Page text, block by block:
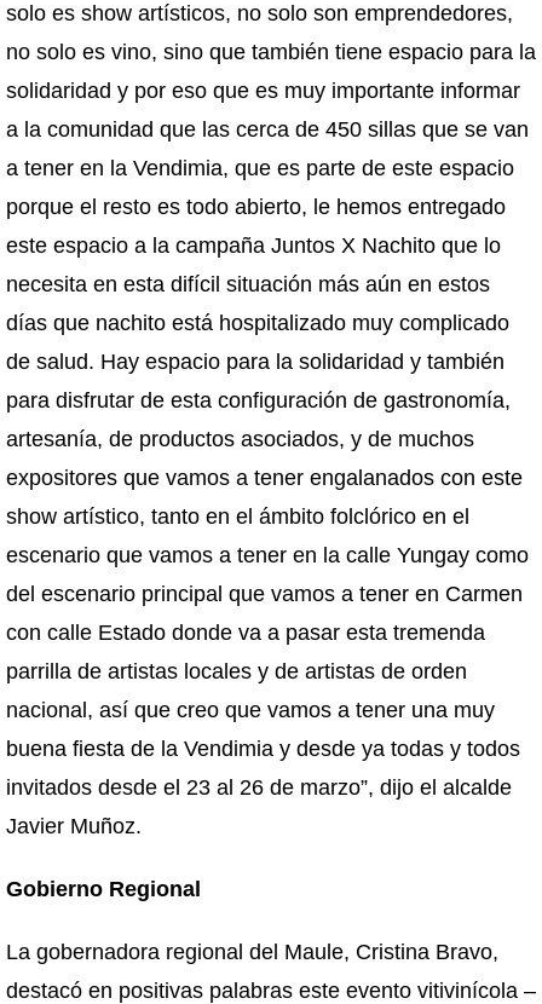
solo es show artísticos, no solo son emprendedores,
no solo es vino, sino que también tiene espacio para la
solidaridad y por eso que es muy importante informar
a la comunidad que las cerca de 450 sillas que se van
a tener en la Vendimia, que es parte de este espacio
porque el resto es todo abierto, le hemos entregado
este espacio a la campaña Juntos X Nachito que lo
necesita en esta difícil situación más aún en estos
días que nachito está hospitalizado muy complicado
de salud. Hay espacio para la solidaridad y también
para disfrutar de esta configuración de gastronomía,
artesanía, de productos asociados, y de muchos
expositores que vamos a tener engalanados con este
show artístico, tanto en el ámbito folclórico en el
escenario que vamos a tener en la calle Yungay como
del escenario principal que vamos a tener en Carmen
con calle Estado donde va a pasar esta tremenda
parrilla de artistas locales y de artistas de orden
nacional, así que creo que vamos a tener una muy
buena fiesta de la Vendimia y desde ya todas y todos
invitados desde el 23 al 26 de marzo”, dijo el alcalde
Javier Muñoz.
Gobierno Regional
La gobernadora regional del Maule, Cristina Bravo,
destacó en positivas palabras este evento vitivinícola –